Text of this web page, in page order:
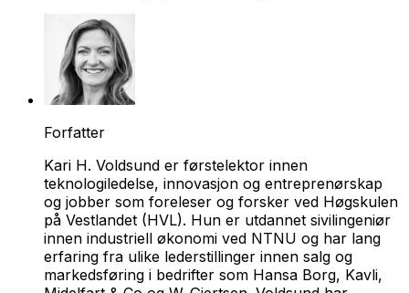
Forfatter
Kari H. Voldsund er førstelektor innen
teknologiledelse, innovasjon og entreprenørskap
og jobber som foreleser og forsker ved Høgskulen
på Vestlandet (HVL). Hun er utdannet sivilingeniør
innen industriell økonomi ved NTNU og har lang
erfaring fra ulike lederstillinger innen salg og
markedsføring i bedrifter som Hansa Borg, Kavli,